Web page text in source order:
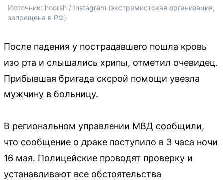
Источник: hoorsh / Instagram (экстремистская организация,
запрещена в РФ)
После падения у пострадавшего пошла кровь
изо рта и слышались хрипы, отметил очевидец.
Прибывшая бригада скорой помощи увезла
мужчину в больницу.
В региональном управлении МВД сообщили,
что сообщение о драке поступило в 3 часа ночи
16 мая. Полицейские проводят проверку и
устанавливают все обстоятельства